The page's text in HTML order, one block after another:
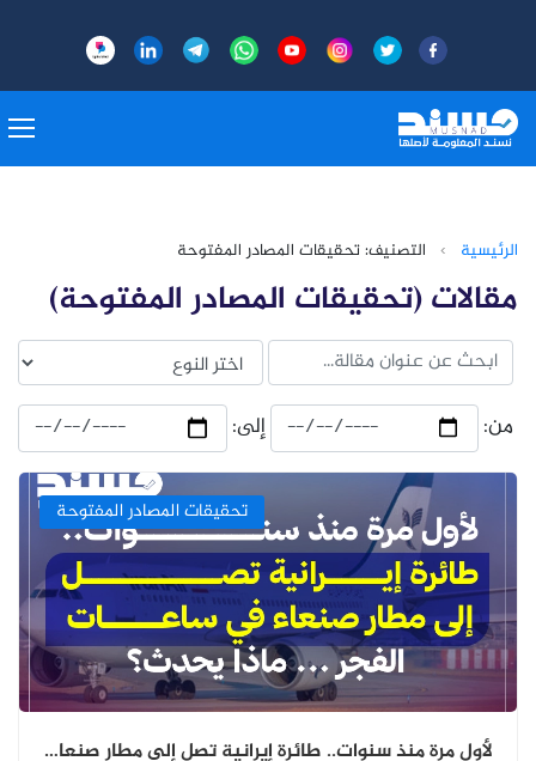
الرئيسية › التصنيف: تحقيقات المصادر المفتوحة
مقالات (تحقيقات المصادر المفتوحة)
من: إلى:
تحقيقات المصادر المفتوحة
لأول مرة منذ سنوات.. طائرة إيرانية تصل إلى مطار صنعاء في ساعات الفجر ..ماذا يحدث؟